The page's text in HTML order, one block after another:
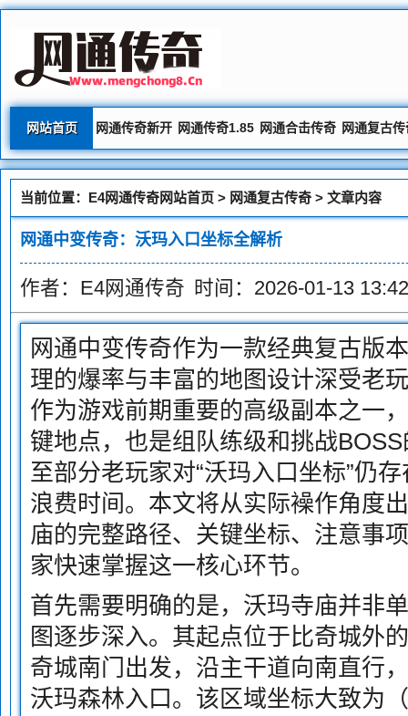
网站首页 网通传奇新开 网通传奇1.85 网通合击传奇 网通复古传
当前位置： E4网通传奇网站首页 > 网通复古传奇 > 文章内容
网通中变传奇：沃玛入口坐标全解析
作者：E4网通传奇 时间：2026-01-13
网通中变传奇作为一款经典复古版
理的爆率与丰富的地图设计深受老
作为游戏前期重要的高级副本之一
键地点，也是组队练级和挑战
至部分老玩家对“沃玛入口坐标”仍
浪费时间。本文将从实际襙作角度
庙的完整路径、关键坐标、注意事
家快速掌握这一核心环节。
首先需要明确的是，沃玛寺庙并非
图逐步深入。其起点位于比奇城外
奇城南门出发，沿主干道向南直行
沃玛森林入口。该区域坐标大致为